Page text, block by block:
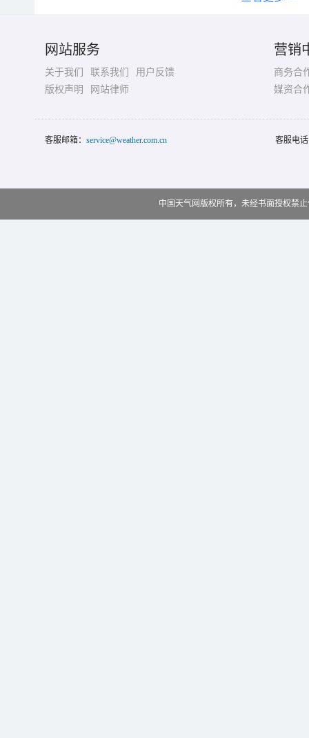
网站服务
关于我们 联系我们
用户反馈
版权声明
网站律师
营销
商务合
媒资合
客服邮箱： service@weather.com.cn 客服电
中国天气网版权所有，未经书面授权